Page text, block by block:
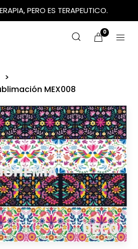
PERO ES TERAPEUTICO.
0
MEX008